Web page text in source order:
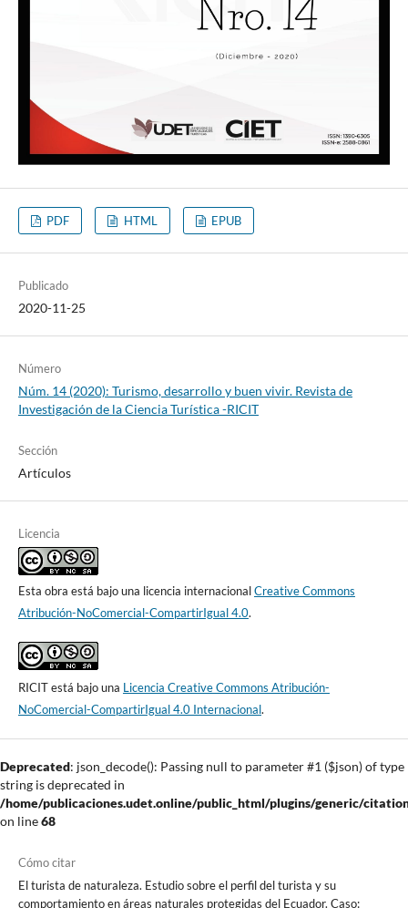
PDF HTML EPUB
Publicado
2020-11-25
Número
Núm. 14 (2020): Turismo, desarrollo y buen vivir. Revista de
Investigación de la Ciencia Turística -RICIT
Sección
Artículos
Licencia
Esta obra está bajo una licencia internacionalCreative Commons
Atribución-NoComercial-CompartirIgual 4.0.
RICIT está bajo una Licencia Creative Commons Atribución-
NoComercial-CompartirIgual 4.0 Internacional.
Deprecated: json_decode(): Passing null to parameter #1 ($json) of type
string is deprecated in
/home/publicaciones.udet.online/public_html/plugins/generic/
on line68
Cómo citar
El turista de naturaleza. Estudio sobre el perfil del turista y su
comportamiento en áreas naturales protegidas del Ecuador. Caso: